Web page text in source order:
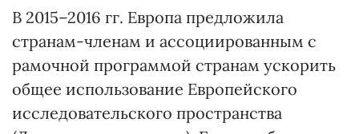
В 2015–2016 гг. Европа предложила
странам-членам и ассоциированным с
рамочной программой странам ускорить
общее использование Европейского
исследовательского пространства